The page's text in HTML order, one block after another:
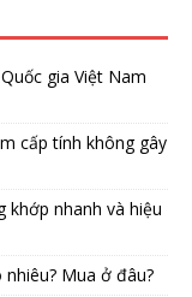
gia Việt Nam
cấp tính không gây
khớp nhanh và hiệu
Mua ở đâu?